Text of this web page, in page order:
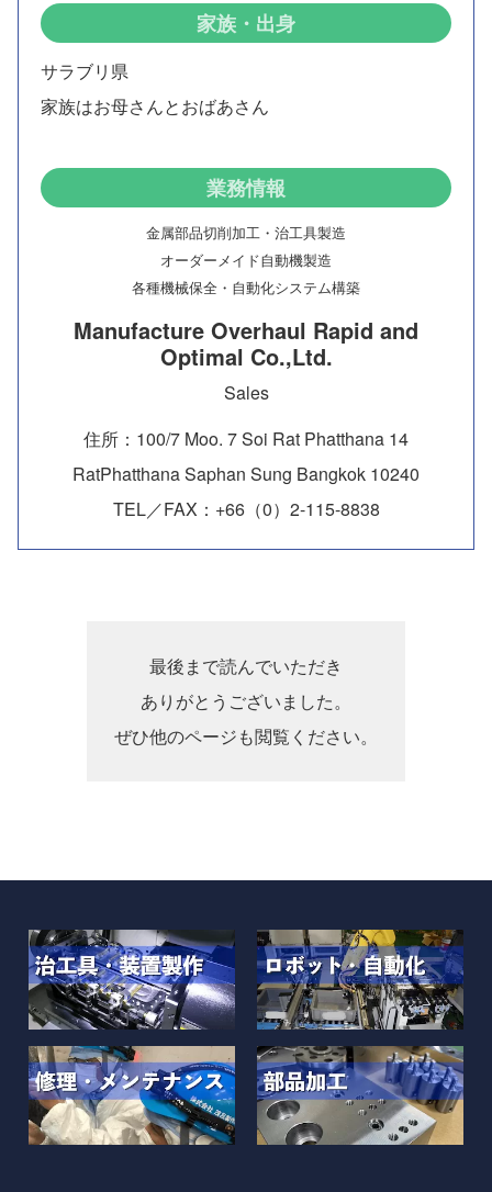
業務情報
金属部品切削加工・治工具製造
オーダーメイド自動機製造
各種機械保全・自動化システム構築
Manufacture Overhaul Rapid and
Optimal Co.,Ltd.
Sales
住所：100/7 Moo. 7 Soi Rat Phatthana 14
RatPhatthana Saphan Sung Bangkok 10240
TEL／FAX：+66（0）2-115-8838
家族・出身
サラブリ県
家族はお母さんとおばあさん
最後まで読んでいただき
ありがとうございました。
ぜひ他のページも閲覧ください。